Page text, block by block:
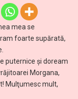
mea se
foarte supărată,
puternice şi doream
Morgana,
Mulţumesc mult,